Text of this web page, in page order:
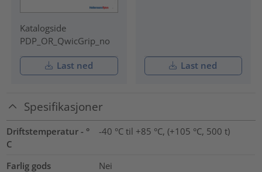
Katalogside
PDP_OR_QwicGrip_no
Last ned Last ned
Spesifikasjoner
Driftstemperatur - °
C
-40 °C til +85 °C, (+105 °C, 500 t)
Farlig gods
Nei